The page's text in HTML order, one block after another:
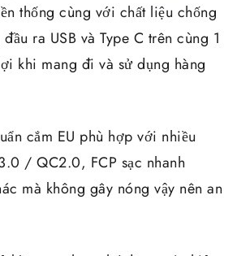
thống cùng với chất liệu chống
ra USB và Type C trên cùng 1
khi mang đi và sử dụng hàng
cắm EU phù hợp với nhiều
/ QC2.0, FCP sạc nhanh
mà không gây nóng vậy nên an